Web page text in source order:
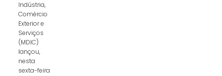
Indústria,
Comércio
Exterior e
Serviços
(MDIC)
lançou,
nesta
sexta-feira